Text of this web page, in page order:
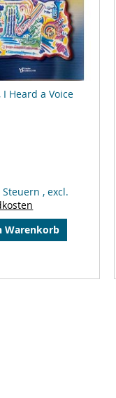
Heard a Voice
Steuern ,excl.
Warenkorb